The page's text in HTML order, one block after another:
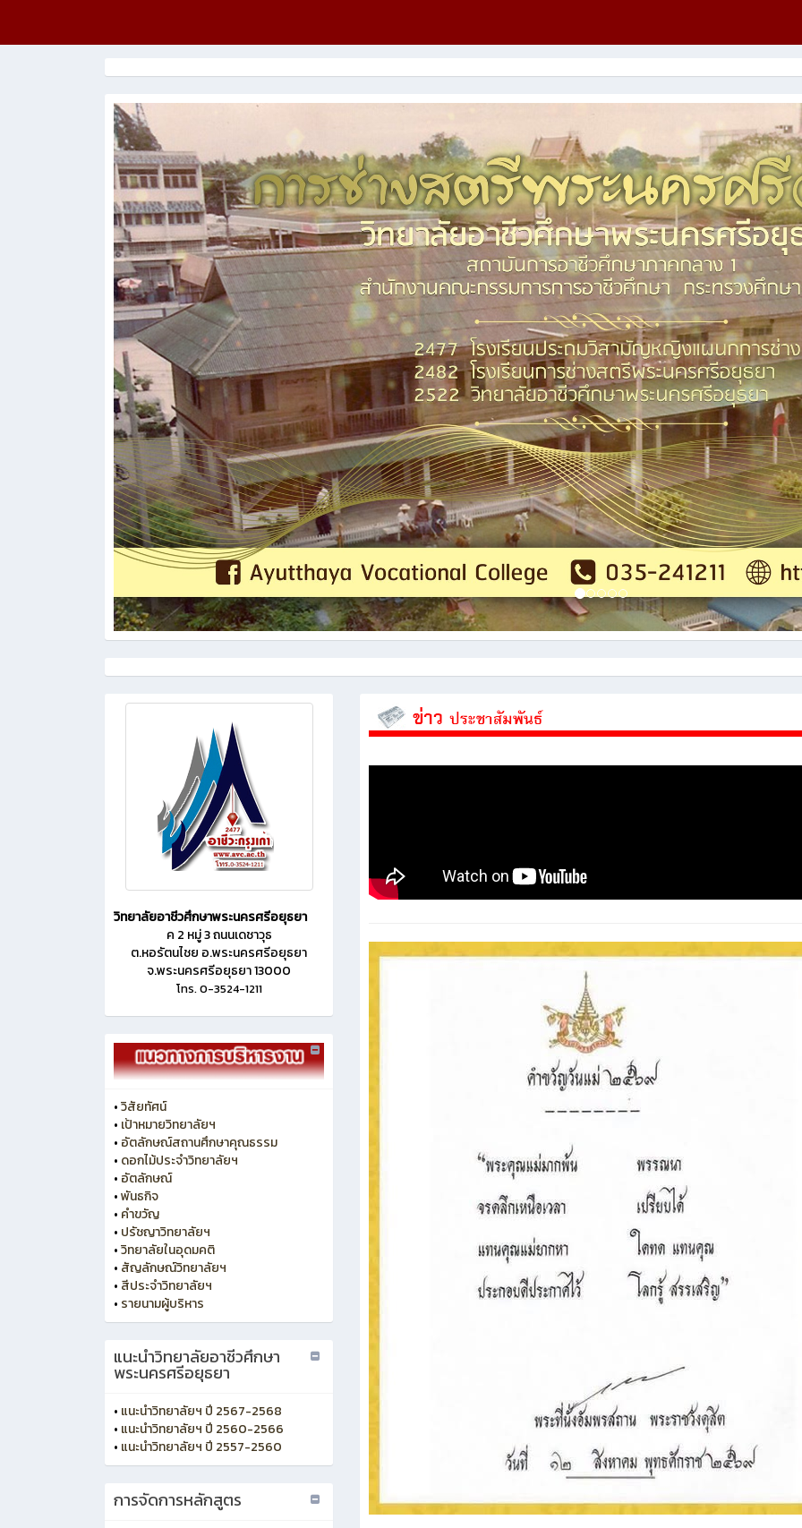
วิทยาลัยอาชีวศึกษาพระนครศรีอยุธยา
ค 2 หมู่ 3 ถนนเดชาวุธ
ต.หอรัตนไชย อ.พระนครศรีอยุธยา
จ.พระนครศรีอยุธยา 13000
โทร. 0-3524-1211
•วิสัยทัศน์
• เป้าหมายวิทยาลัยฯ
• อัตลักษณ์สถานศึกษาคุณธรรม
• ดอกไม้ประจำวิทยาลัยฯ
• อัตลักษณ์
•พันธกิจ
• คำขวัญ
• ปรัชญาวิทยาลัยฯ
•วิทยาลัยในอุดมคติ
• สัญลักษณ์วิทยาลัยฯ
• สีประจำวิทยาลัยฯ
• รายนามผู้บริหาร
แนะนำวิทยาลัยอาชีวศึกษา
พระนครศรีอยุธยา
• แนะนำวิทยาลัยฯ ปี 2567-2568
• แนะนำวิทยาลัยฯ ปี 2560-2566
• แนะนำวิทยาลัยฯ ปี 2557-2560
การจัดการหลักสูตร